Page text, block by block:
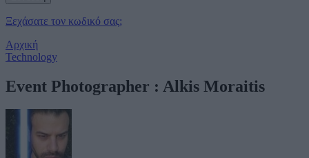
Ξεχάσατε τον κωδικό σας;
Αρχική
Technology
Event Photographer : Alkis Moraitis